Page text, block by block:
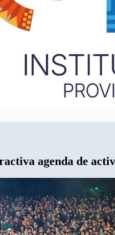
agenda de